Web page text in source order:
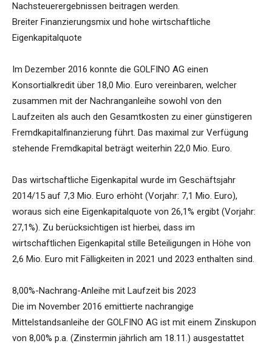
Nachsteuerergebnissen beitragen werden.
Breiter Finanzierungsmix und hohe wirtschaftliche
Eigenkapitalquote
Im Dezember 2016 konnte die GOLFINO AG einen
Konsortialkredit über 18,0 Mio. Euro vereinbaren, welcher
zusammen mit der Nachranganleihe sowohl von den
Laufzeiten als auch den Gesamtkosten zu einer günstigeren
Fremdkapitalfinanzierung führt. Das maximal zur Verfügung
stehende Fremdkapital beträgt weiterhin 22,0 Mio. Euro.
Das wirtschaftliche Eigenkapital wurde im Geschäftsjahr
2014/15 auf 7,3 Mio. Euro erhöht (Vorjahr: 7,1 Mio. Euro),
woraus sich eine Eigenkapitalquote von 26,1% ergibt (Vorjahr:
27,1%). Zu berücksichtigen ist hierbei, dass im
wirtschaftlichen Eigenkapital stille Beteiligungen in Höhe von
2,6 Mio. Euro mit Fälligkeiten in 2021 und 2023 enthalten sind.
8,00%-Nachrang-Anleihe mit Laufzeit bis 2023
Die im November 2016 emittierte nachrangige
Mittelstandsanleihe der GOLFINO AG ist mit einem Zinskupon
von 8,00% p.a. (Zinstermin jährlich am 18.11.) ausgestattet